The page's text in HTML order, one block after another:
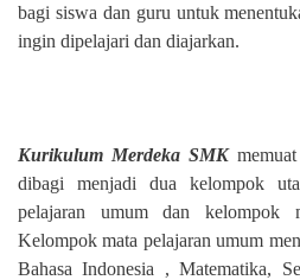
bagi siswa dan guru untuk
ingin dipelajari dan diajarkan.
Kurikulum Merdeka SMKmemuat
dibagi menjadi dua kelompok
pelajaran umum dan kelompok
Kelompok mata pelajaran umum
Bahasa Indonesia , Matematika,